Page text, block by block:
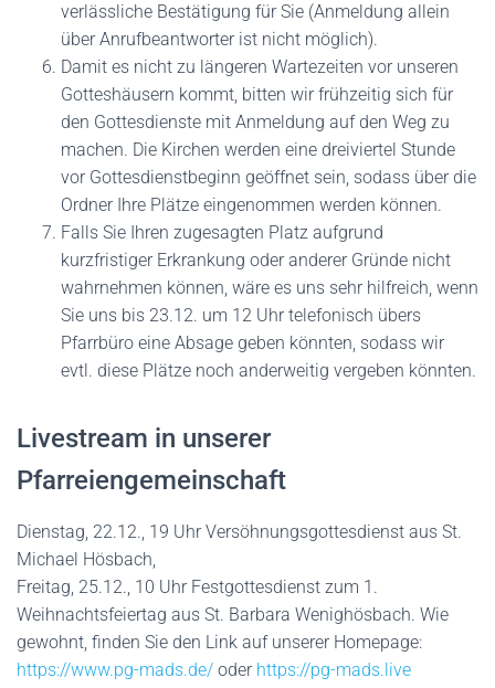
verlässliche Bestätigung für Sie (Anmeldung allein
über Anrufbeantworter ist nicht möglich).
Damit es nicht zu längeren Wartezeiten vor unseren
Gotteshäusern kommt, bitten wir frühzeitig sich für
den Gottesdienste mit Anmeldung auf den Weg zu
machen. Die Kirchen werden eine dreiviertel Stunde
vor Gottesdienstbeginn geöffnet sein, sodass über die
Ordner Ihre Plätze eingenommen werden können.
Falls Sie Ihren zugesagten Platz aufgrund
kurzfristiger Erkrankung oder anderer Gründe nicht
wahrnehmen können, wäre es uns sehr hilfreich, wenn
Sie uns bis 23.12. um 12 Uhr telefonisch übers
Pfarrbüro eine Absage geben könnten, sodass wir
evtl. diese Plätze noch anderweitig vergeben könnten.
Livestream in unserer
Pfarreiengemeinschaft
Dienstag, 22.12., 19 Uhr Versöhnungsgottesdienst aus St.
Michael Hösbach,
Freitag, 25.12., 10 Uhr Festgottesdienst zum 1.
Weihnachtsfeiertag aus St. Barbara Wenighösbach. Wie
gewohnt, finden Sie den Link auf unserer Homepage:
https://www.pg-mads.de/ oder https://pg-mads.live